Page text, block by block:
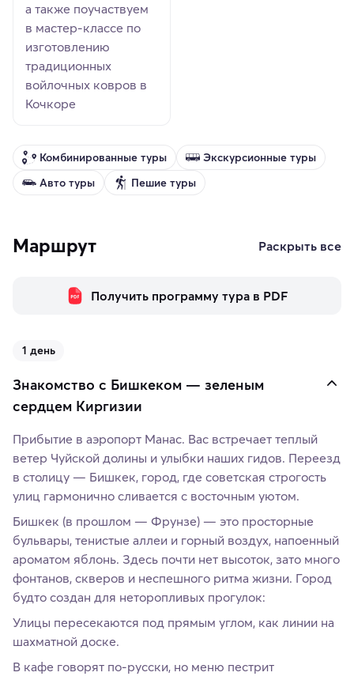
а также поучаствуем
в мастер-классе по
изготовлению
традиционных
войлочных ковров в
Кочкоре
Комбинированные туры
Экскурсионные туры
Авто туры
Пешие туры
Маршрут Раскрыть все
Получить программу тура в PDF
1 день
Знакомство с Бишкеком — зеленым
сердцем Киргизии
Прибытие в аэропорт Манас. Вас встречает теплый
ветер Чуйской долины и улыбки наших гидов. Переезд
в столицу — Бишкек, город, где советская строгость
улиц гармонично сливается с восточным уютом.
Бишкек (в прошлом — Фрунзе) — это просторные
бульвары, тенистые аллеи и горный воздух, напоенный
ароматом яблонь. Здесь почти нет высоток, зато много
фонтанов, скверов и неспешного ритма жизни. Город
будто создан для неторопливых прогулок:
Улицы пересекаются под прямым углом, как линии на
шахматной доске.
В кафе говорят по-русски, но меню пестрит